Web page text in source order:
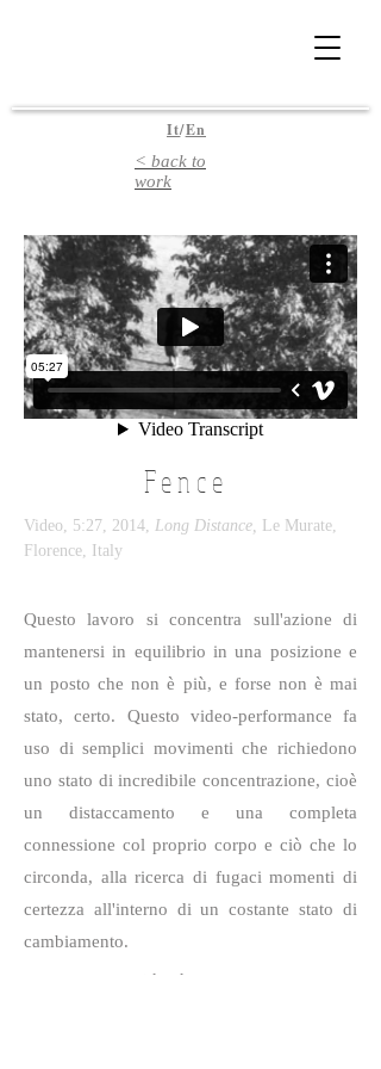
It/En
< back to
work
Fence
Video, 5:27, 2014, Long Distance, Le Murate,
Florence, Italy
Questo lavoro si concentra sull'azione di
mantenersi in equilibrio in una posizione e
un posto che non è più, e forse non è mai
stato, certo. Questo video-performance fa
uso di semplici movimenti che richiedono
uno stato di incredibile concentrazione, cioè
un distaccamento e una completa
connessione col proprio corpo e ciò che lo
circonda, alla ricerca di fugaci momenti di
certezza all'interno di un costante stato di
cambiamento.
< back to